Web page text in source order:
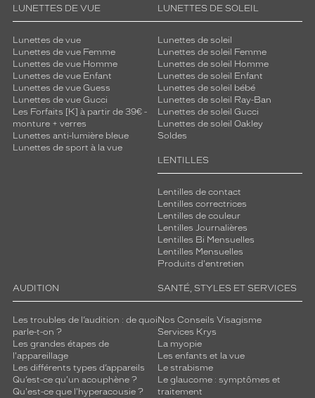
LUNETTES DE VUE
Lunettes de vue
Lunettes de vue Femme
Lunettes de vue Homme
Lunettes de vue Enfant
Lunettes de vue Guess
Lunettes de vue Gucci
Les Forfaits [K] à partir de 39€ -
monture + verres
Lunettes anti-lumière bleue
Lunettes de sport à la vue
LUNETTES DE SOLEIL
Lunettes de soleil
Lunettes de soleil Femme
Lunettes de soleil Homme
Lunettes de soleil Enfant
Lunettes de soleil bébé
Lunettes de soleil Ray-Ban
Lunettes de soleil Gucci
Lunettes de soleil Oakley
Soldes
LENTILLES
Lentilles de contact
Lentilles correctrices
Lentilles de couleur
Lentilles Journalières
Lentilles Bi Mensuelles
Lentilles Mensuelles
Produits d'entretien
AUDITION
Les troubles de l’audition : de quoi
parle-t-on ?
Les grandes étapes de
l'appareillage
Les différents types d’appareils
Qu’est-ce qu'un acouphène ?
Qu'est-ce que l'hyperacousie ?
SANTÉ, STYLES ET SERVICES
Nos Conseils Visagisme
Services Krys
La myopie
Les enfants et la vue
Le strabisme
Le glaucome : symptômes et
traitement